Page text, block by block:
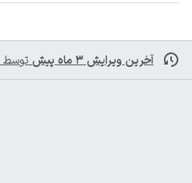
آخرین ویرایش ۳ ماه پیش توسط